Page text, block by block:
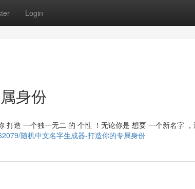
Login
身份
打造 一个独一无二 的 个性 ！无论你是 想要 一个新名字
随机中文名字生成器-打造你的专属身份